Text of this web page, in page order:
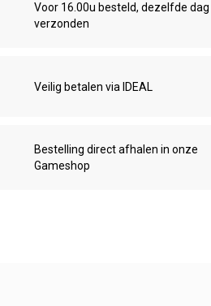
Voor 16.00u besteld, dezelfde dag
verzonden
Veilig betalen via IDEAL
Bestelling direct afhalen in onze
Gameshop